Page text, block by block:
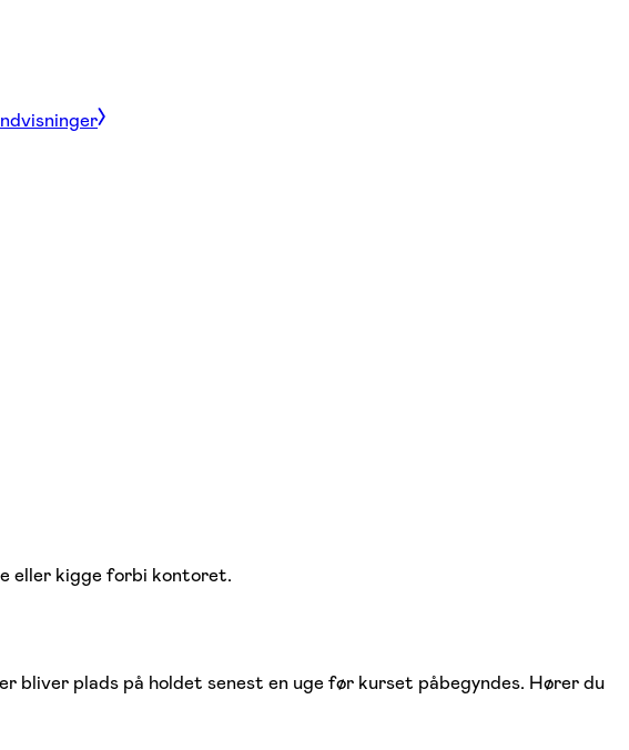
eller kigge forbi kontoret.
plads på holdet senest en uge før kurset påbegyndes. Hører du